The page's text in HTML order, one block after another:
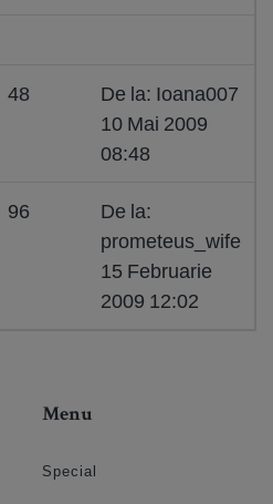
48
De la: Ioana007
10 Mai 2009
08:48
96
De la:
prometeus_wife
15 Februarie
2009 12:02
Menu
Special